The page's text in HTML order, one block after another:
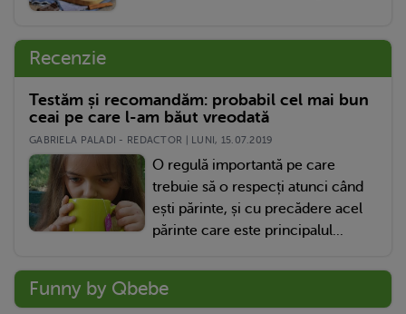
Recenzie
Testăm și recomandăm: probabil cel mai bun
ceai pe care l-am băut vreodată
GABRIELA PALADI - REDACTOR | LUNI, 15.07.2019
O regulă importantă pe care
trebuie să o respecți atunci când
ești părinte, și cu precădere acel
părinte care este principalul...
Funny by Qbebe